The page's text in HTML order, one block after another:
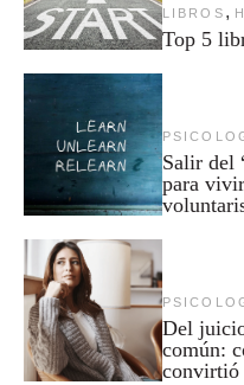
LIBROS ,
Top 5
Salir del
para
Del
común:
convirtió